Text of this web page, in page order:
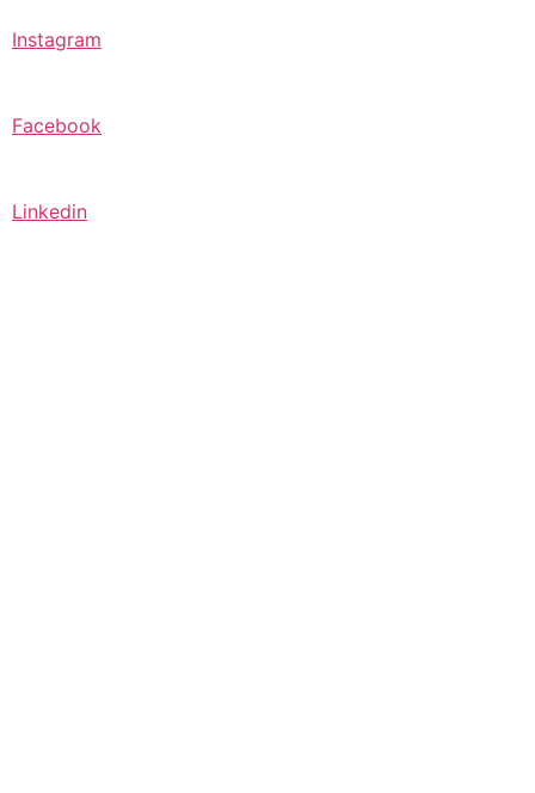
Instagram
Facebook
Linkedin